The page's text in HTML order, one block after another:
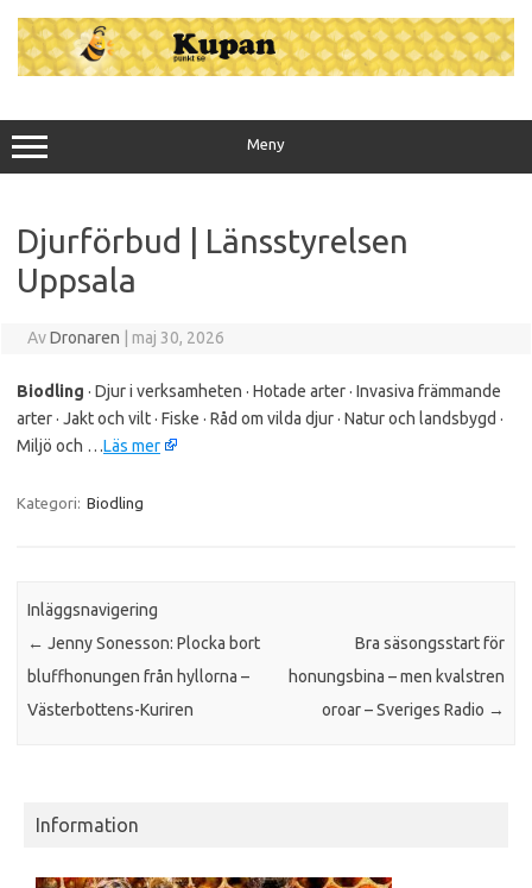
innehåll
Meny
Djurförbud | Länsstyrelsen
Uppsala
AvDronaren maj 30, 2026
Biodling · Djur i verksamheten · Hotade arter · Invasiva främmande
arter · Jakt och vilt · Fiske · Råd om vilda djur · Natur och landsbygd ·
Miljö och …Läs mer
Kategori: Biodling
Inläggsnavigering
← Jenny Sonesson: Plocka bort
bluffhonungen från hyllorna –
Västerbottens-Kuriren
Bra säsongsstart för
honungsbina – men kvalstren
oroar – Sveriges Radio →
Information